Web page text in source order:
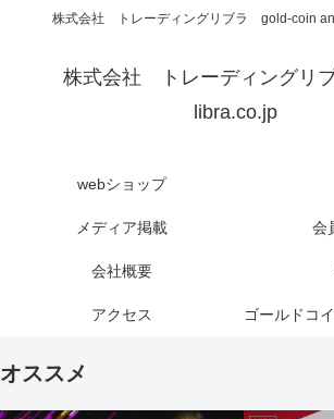
株式会社 トレーディングリブラ gold-coin
株式会社 トレーディングリ
libra.co.jp
webショップ
メディア掲載 会
会社概要
アクセス
オススメ